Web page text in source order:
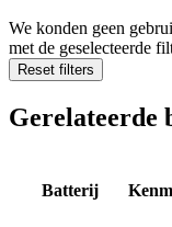
We konden geen
met de geselecteerde
Reset filters
Gerelateerde
Batterij